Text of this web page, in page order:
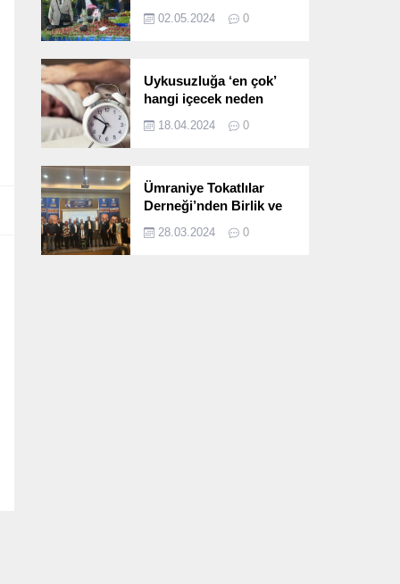
02.05.2024 0
Uykusuzluğa ‘en çok’
hangi içecek neden
18.04.2024 0
Ümraniye Tokatlılar
Derneği’nden Birlik ve
Programı
28.03.2024 0